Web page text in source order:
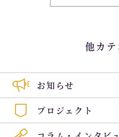
他カ
お知らせ
プロジェクト